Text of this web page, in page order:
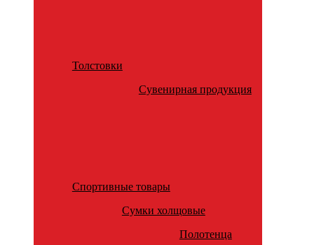
Толстовки
Сувенирная продукция
Спортивные товары
Сумки холщовые
Полотенца